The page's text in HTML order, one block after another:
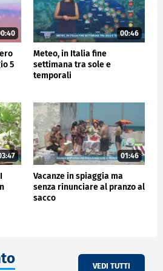
5
00:46
Meteo, in Italia fine
settimana tra sole e
temporali
01:46
Vacanze in spiaggia ma
senza rinunciare al pranzo al
sacco
VEDI TUTTI